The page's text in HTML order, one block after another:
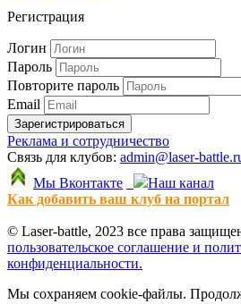
Регистрация
Логин
Пароль
Повторите пароль
Email
Зарегистрироваться
Реклама и сотрудничество
Связь для клубов: admin@laser-
Мы Вконтакте
Наш канал
Как добавить ваш клуб на портал
© Laser-battle, 2023 все права
пользовательское соглашение и
конфиденциальности.
Мы сохраняем cookie-файлы.